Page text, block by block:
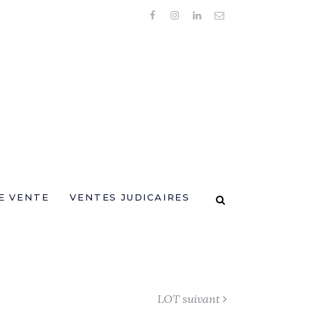
VENTE VENTES JUDICAIRES
LOT suivant